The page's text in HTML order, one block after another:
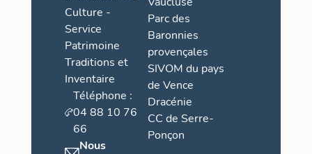
Culture -
Service
Patrimoine
Traditions et
Inventaire
Téléphone :
04 88 10 76
66
Nous
Parc des
Baronnies
provençales
SIVOM du pays
de Vence
Dracénie
CC de Serre-
Ponçon